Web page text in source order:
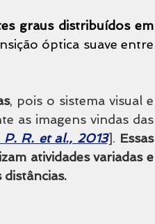
graus distribuídos em
óptica suave entre
, pois o sistema visual e
as imagens vindas das
P. R. et al., 2013]. Essas
atividades variadas e